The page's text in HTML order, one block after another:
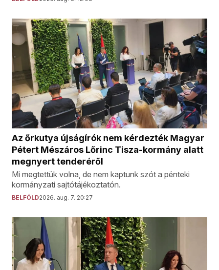
Az őrkutya újságírók nem kérdezték Magyar
Pétert Mészáros Lőrinc Tisza-kormány alatt
megnyert tenderéről
Mi megtettük volna, de nem kaptunk szót a pénteki
kormányzati sajtótájékoztatón.
BELFÖLD2026. aug. 7. 20:27